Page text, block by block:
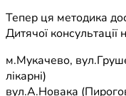
Тепер ця методика
Дитячої консультації
м.Мукачево,
лікарні)
вул.А.Новака